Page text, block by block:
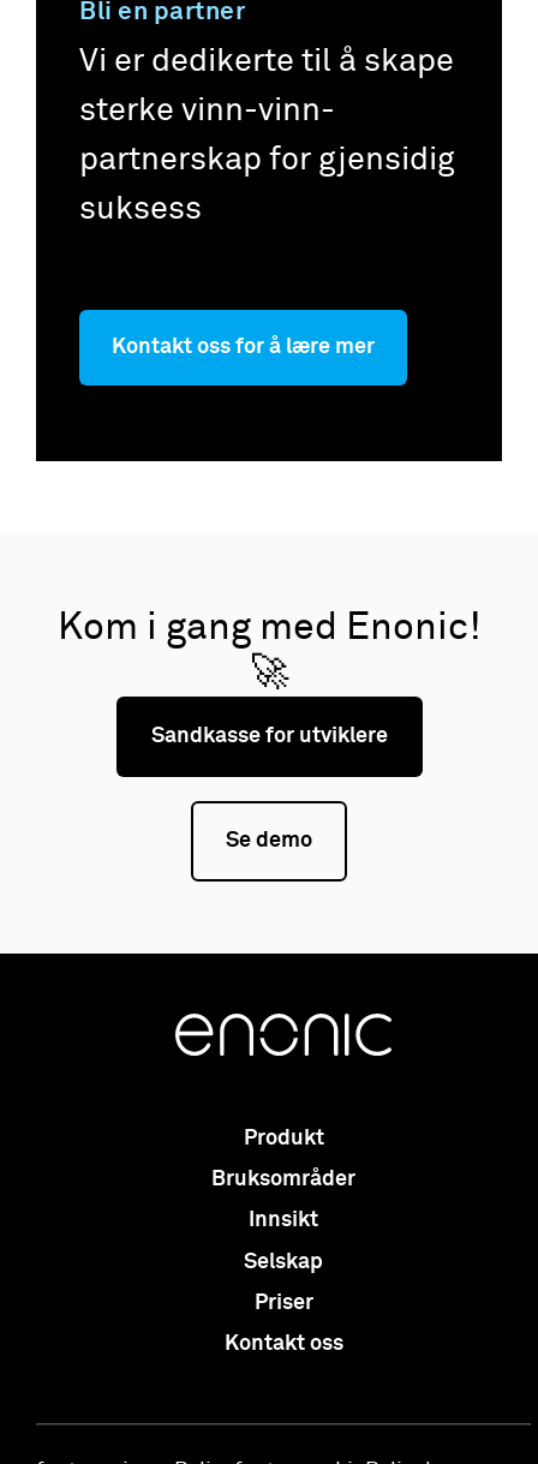
Bli en partner
Vi er dedikerte til å skape
sterke vinn-vinn-
partnerskap for gjensidig
suksess
Kontakt oss for å lære mer
Kom i gang med Enonic!
🚀
Sandkasse for utviklere
Se demo
Produkt
Bruksområder
Innsikt
Selskap
Priser
Kontakt oss